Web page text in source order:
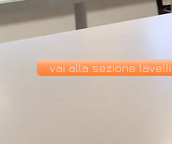
vai alla sezione lavelli